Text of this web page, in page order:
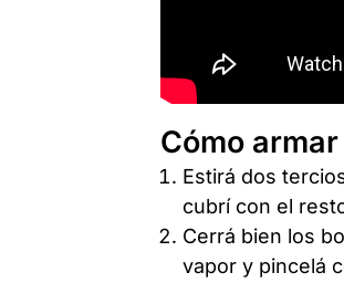
Cómo
Estirá dos
cubrí con el
Cerrá bien los
vapor y pincelá